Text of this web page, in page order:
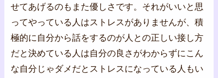
せてあげるのもまた優しさです。それがいいと思
ってやっている人はストレスがありませんが、積
極的に自分から話をするのが人との正しい接し方
だと決めている人は自分の良さがわからずにこん
な自分じゃダメだとストレスになっている人もい